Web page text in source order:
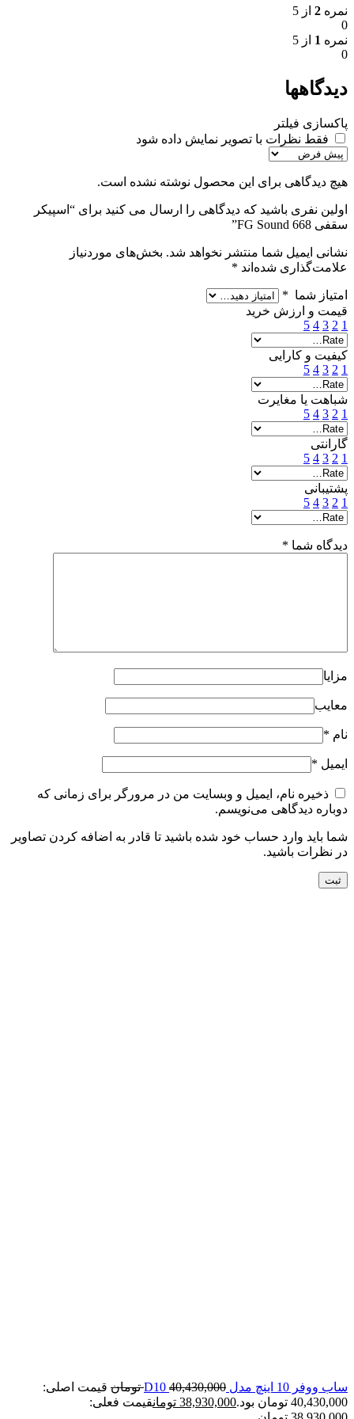
نمره 2 از 5
0
نمره 1 از 5
0
دیدگاهها
پاکسازی فیلتر
فقط نظرات با تصویر نمایش داده شود
هیچ دیدگاهی برای این محصول نوشته نشده است.
اولین نفری باشید که دیدگاهی را ارسال می کنید برای “اسپیکر
سقفی FG Sound 668”
نشانی ایمیل شما منتشر نخواهد شد. بخش‌های موردنیاز
علامت‌گذاری شده‌اند *
امتیاز شما *
قیمت و ارزش خرید
1
2
3
4
5
کیفیت و کارایی
1
2
3
4
5
شباهت یا مغایرت
1
2
3
4
5
گارانتی
1
2
3
4
5
پشتیبانی
1
2
3
4
5
دیدگاه شما *
مزایا
معایب
نام *
ایمیل *
ذخیره نام، ایمیل و وبسایت من در مرورگر برای زمانی که
دوباره دیدگاهی می‌نویسم.
شما باید وارد حساب خود شده باشید تا قادر به اضافه کردن تصاویر
در نظرات باشید.
ساب ووفر 10 اینچ مدل D10 40,430,000 تومان قیمت اصلی:
40,430,000 تومان بود.
38,930,000 تومانقیمت فعلی: